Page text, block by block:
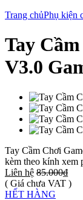
Trang chủPhụ kiện
Tay
V3.0
Tay Cầm Chơi
kèm theo kính xem
Liên hệ 85.000₫
( Giá chưa VAT )
HẾT HÀNG